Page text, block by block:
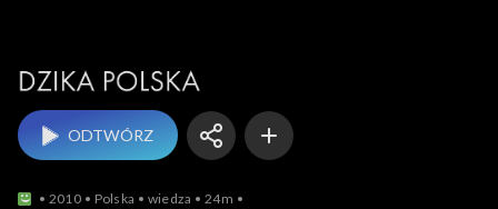
ODTWÓRZ
2010 Polska wiedza
24m